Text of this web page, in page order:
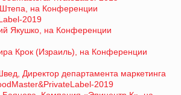
на Конференции
2019
Якушко, на Конференции
Крок (Израиль), на Конференции
Директор департамента маркетинга
2019